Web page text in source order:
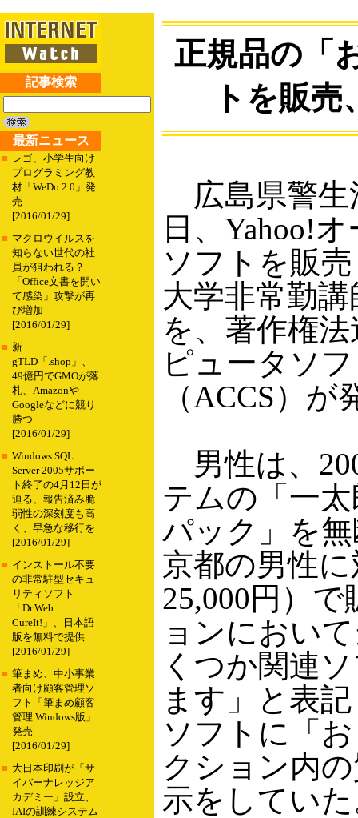
記事検索
最新ニュース
■ レゴ、小学生向け
プログラミング教
材「WeDo 2.0」発
売
[2016/01/29]
■ マクロウイルスを
知らない世代の社
員が狙われる？
「Office文書を開い
て感染」攻撃が再
び増加
[2016/01/29]
■ 新
gTLD「.shop」、
49億円でGMOが落
札、Amazonや
Googleなどに競り
勝つ
[2016/01/29]
■ Windows SQL
Server 2005サポー
ト終了の4月12日が
迫る、報告済み脆
弱性の深刻度も高
く、早急な移行を
[2016/01/29]
■ インストール不要
の非常駐型セキュ
リティソフト
「Dr.Web
CureIt!」、日本語
版を無料で提供
[2016/01/29]
■ 筆まめ、中小事業
者向け顧客管理ソ
フト「筆まめ顧客
管理 Windows版」
発売
[2016/01/29]
■ 大日本印刷が「サ
イバーナレッジア
カデミー」設立、
IAIの訓練システム
正規品の「
トを販
広島県警生
日、Yahoo!
ソフトを販
大学非常勤
を、著作権
ピュータソ
（ACCS）
男性は、
テムの「一
パック」を
京都の男性
25,000円）
ョンにおい
くつか関連
ます」と表
ソフトに「
クション内
示をしてい